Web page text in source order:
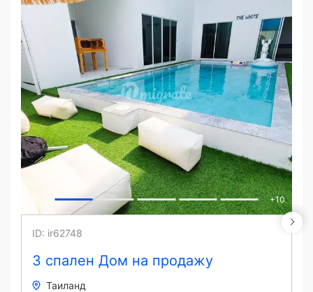
+10
3 спален Дом на продажу
ID: ir62748
Таиланд